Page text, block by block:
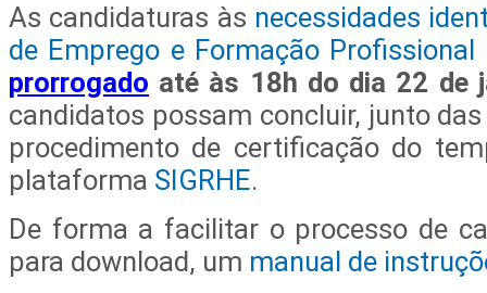
As candidaturas às necessidades
de Emprego e Formação Profissional
prorrogado até às 18h do dia 22 de
candidatos possam concluir, junto
procedimento de certificação do
plataforma SIGRHE.
De forma a facilitar o processo de
para download, um manual de